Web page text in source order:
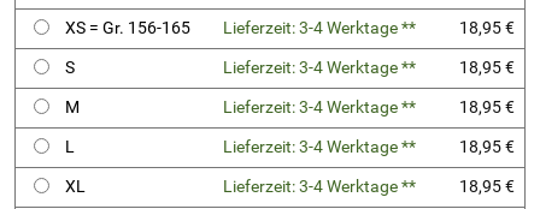
XS = Gr. 156-165
Lieferzeit: 3-4 Werktage **
18,95 €
S
Lieferzeit: 3-4 Werktage **
18,95 €
M
Lieferzeit: 3-4 Werktage **
18,95 €
L
Lieferzeit: 3-4 Werktage **
18,95 €
XL
Lieferzeit: 3-4 Werktage **
18,95 €